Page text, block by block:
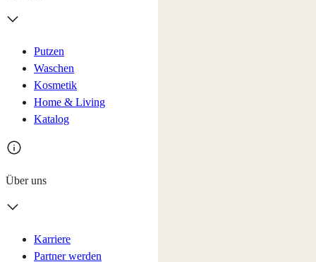
Putzen
Waschen
Kosmetik
Home & Living
Katalog
Über uns
Karriere
Partner werden